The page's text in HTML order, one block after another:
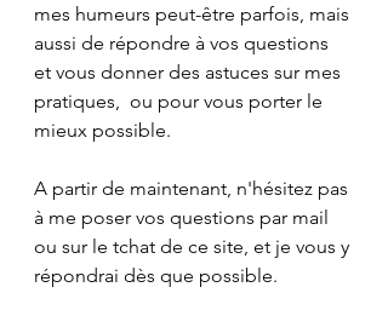
mes humeurs peut-être parfois, mais
aussi de répondre à vos questions
et vous donner des astuces sur mes
pratiques,  ou pour vous porter le
mieux possible.
A partir de maintenant, n'hésitez pas
à me poser vos questions par mail
ou sur le tchat de ce site, et je vous y
répondrai dès que possible.